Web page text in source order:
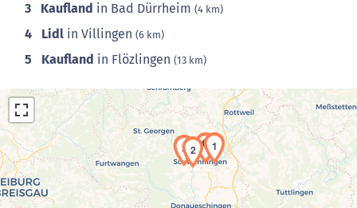
3 Kaufland in Bad Dürrheim (4 km)
4 Lidl in Villingen (6 km)
5 Kaufland in Flözlingen (13 km)
1
2
3